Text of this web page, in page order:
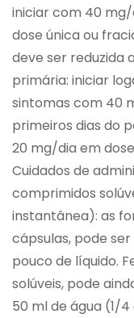
iniciar com 40 mg/
dose única ou
deve ser reduzida
primária: iniciar
sintomas com 40
primeiros dias do
20 mg/dia em
Cuidados de
comprimidos
instantânea): as
cápsulas, pode
pouco de líquido.
solúveis, pode
50 ml de água (1/4